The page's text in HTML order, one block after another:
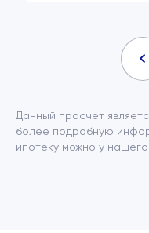
Данный просчет
более подробную
ипотеку можно у